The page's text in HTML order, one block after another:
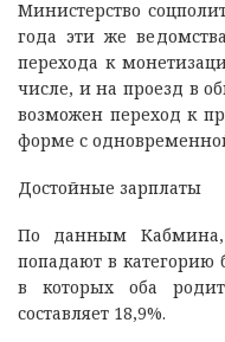
Министерство
года эти же
перехода к
числе, и на проезд в
возможен переход к
форме с
Достойные зарплаты
По данным Кабмина,
попадают в
в которых оба
составляет 18,9%.